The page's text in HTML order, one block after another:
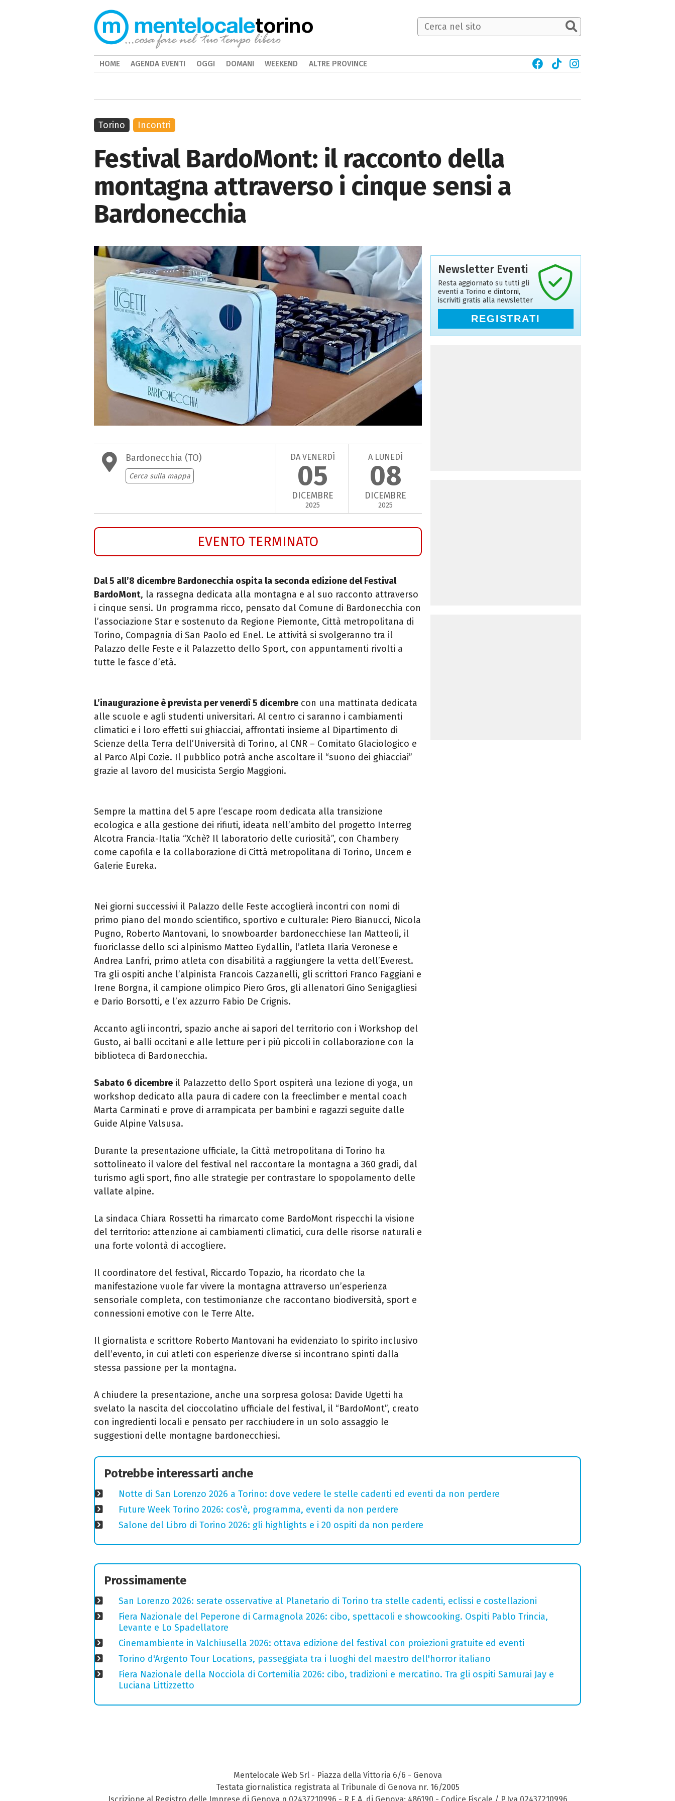
Festival BardoMont: il racconto della
montagna attraverso i cinque sensi a
Bardonecchia
Bardonecchia (TO)
Cerca sulla mappa
DA VENERDÌ
05
DICEMBRE
2025
A LUNEDÌ
08
DICEMBRE
2025
EVENTO TERMINATO
Dal 5 all’8 dicembre Bardonecchia ospita la seconda edizione del Festival
BardoMont, la rassegna dedicata alla montagna e al suo racconto attraverso
i cinque sensi. Un programma ricco, pensato dal Comune di Bardonecchia con
l’associazione Star e sostenuto da Regione Piemonte, Città metropolitana di
Torino, Compagnia di San Paolo ed Enel. Le attività si svolgeranno tra il
Palazzo delle Feste e il Palazzetto dello Sport, con appuntamenti rivolti a
tutte le fasce d’età.
L’inaugurazione è prevista per venerdì 5 dicembre con una mattinata dedicata
alle scuole e agli studenti universitari. Al centro ci saranno i cambiamenti
climatici e i loro effetti sui ghiacciai, affrontati insieme al Dipartimento di
Scienze della Terra dell’Università di Torino, al CNR – Comitato Glaciologico e
al Parco Alpi Cozie. Il pubblico potrà anche ascoltare il “suono dei ghiacciai”
grazie al lavoro del musicista Sergio Maggioni.
Sempre la mattina del 5 apre l’escape room dedicata alla transizione
ecologica e alla gestione dei rifiuti, ideata nell’ambito del progetto Interreg
Alcotra Francia-Italia “Xchè? Il laboratorio delle curiosità”, con Chambery
come capofila e la collaborazione di Città metropolitana di Torino, Uncem e
Galerie Eureka.
Nei giorni successivi il Palazzo delle Feste accoglierà incontri con nomi di
primo piano del mondo scientifico, sportivo e culturale: Piero Bianucci, Nicola
Pugno, Roberto Mantovani, lo snowboarder bardonecchiese Ian Matteoli, il
fuoriclasse dello sci alpinismo Matteo Eydallin, l’atleta Ilaria Veronese e
Andrea Lanfri, primo atleta con disabilità a raggiungere la vetta dell’Everest.
Tra gli ospiti anche l’alpinista Francois Cazzanelli, gli scrittori Franco Faggiani e
Irene Borgna, il campione olimpico Piero Gros, gli allenatori Gino Senigagliesi
e Dario Borsotti, e l’ex azzurro Fabio De Crignis.
Accanto agli incontri, spazio anche ai sapori del territorio con i Workshop del
Gusto, ai balli occitani e alle letture per i più piccoli in collaborazione con la
biblioteca di Bardonecchia.
Sabato 6 dicembre il Palazzetto dello Sport ospiterà una lezione di yoga, un
workshop dedicato alla paura di cadere con la freeclimber e mental coach
Marta Carminati e prove di arrampicata per bambini e ragazzi seguite dalle
Guide Alpine Valsusa.
Durante la presentazione ufficiale, la Città metropolitana di Torino ha
sottolineato il valore del festival nel raccontare la montagna a 360 gradi, dal
turismo agli sport, fino alle strategie per contrastare lo spopolamento delle
vallate alpine.
La sindaca Chiara Rossetti ha rimarcato come BardoMont rispecchi la visione
del territorio: attenzione ai cambiamenti climatici, cura delle risorse naturali e
una forte volontà di accogliere.
Il coordinatore del festival, Riccardo Topazio, ha ricordato che la
manifestazione vuole far vivere la montagna attraverso un’esperienza
sensoriale completa, con testimonianze che raccontano biodiversità, sport e
connessioni emotive con le Terre Alte.
Il giornalista e scrittore Roberto Mantovani ha evidenziato lo spirito inclusivo
dell’evento, in cui atleti con esperienze diverse si incontrano spinti dalla
stessa passione per la montagna.
A chiudere la presentazione, anche una sorpresa golosa: Davide Ugetti ha
svelato la nascita del cioccolatino ufficiale del festival, il “BardoMont”, creato
con ingredienti locali e pensato per racchiudere in un solo assaggio le
suggestioni delle montagne bardonecchiesi.
Torino Incontri
Newsletter Eventi
Resta aggiornato su tutti gli
eventi a Torino e dintorni,
iscriviti gratis alla newsletter
REGISTRATI
Potrebbe interessarti anche
Notte di San Lorenzo 2026 a Torino: dove vedere le stelle cadenti ed eventi da non perdere
Future Week Torino 2026: cos'è, programma, eventi da non perdere
Salone del Libro di Torino 2026: gli highlights e i 20 ospiti da non perdere
Prossimamente
San Lorenzo 2026: serate osservative al Planetario di Torino tra stelle cadenti, eclissi e costellazioni
Fiera Nazionale del Peperone di Carmagnola 2026: cibo, spettacoli e showcooking. Ospiti Pablo Trincia,
Levante e Lo Spadellatore
Cinemambiente in Valchiusella 2026: ottava edizione del festival con proiezioni gratuite ed eventi
Torino d'Argento Tour Locations, passeggiata tra i luoghi del maestro dell'horror italiano
Fiera Nazionale della Nocciola di Cortemilia 2026: cibo, tradizioni e mercatino. Tra gli ospiti Samurai Jay e
Luciana Littizzetto
torino
HOME AGENDA EVENTI OGGI DOMANI WEEKEND ALTRE PROVINCE
Mentelocale Web Srl - Piazza della Vittoria 6/6 - Genova
Testata giornalistica registrata al Tribunale di Genova nr. 16/2005